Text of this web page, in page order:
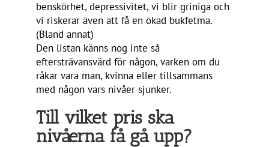
benskörhet, depressivitet, vi blir griniga och
vi riskerar även att få en ökad bukfetma.
(Bland annat)
Den listan känns nog inte så
eftersträvansvärd för någon, varken om du
råkar vara man, kvinna eller tillsammans
med någon vars nivåer sjunker.
Till vilket pris ska
nivåerna få gå upp?